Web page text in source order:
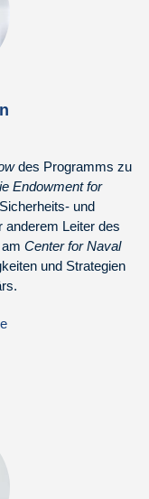
des Programms zu
Endowment for
und
anderem Leiter des
Center for Naval
und Strategien